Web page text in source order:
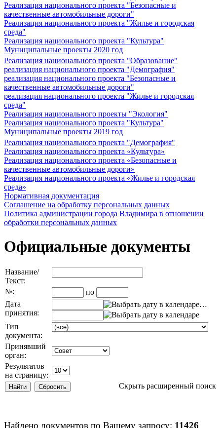
Реализация национального проекта "Безопасные и
качественные автомобильные дороги"
Реализация национального проекта "Жилье и городская
среда"
Реализация национального проекта "Культура"
Муниципальные проекты 2020 год
Реализация национального проекта "Образование"
реализация национального проекта "Демография"
реализация национального проекта "Безопасные и
качественные автомобильные дороги"
реализация национального проекта "Жилье и городская
среда"
Реализация национального проекты "Экология"
Реализация национального проекта "Культура"
Муниципальные проекты 2019 год
Реализация национального проекта "Демография"
Реализация национального проекта «Культура»
Реализация национального проекта «Безопасные и
качественные автомобильные дороги»
Реализация национального проекта «Жилье и городская
среда»
Нормативная документация
Соглашение на обработку персональных данных
Политика администрации города Владимира в отношении
обработки персональных данных
Официальные документы
Название/
Текст:
№:
по
Дата
принятия:
…
Тип
документа:
Принявший
орган:
Результатов
на страницу:
Скрыть расширенный поиск
Найдено документов по Вашему запросу: 11426